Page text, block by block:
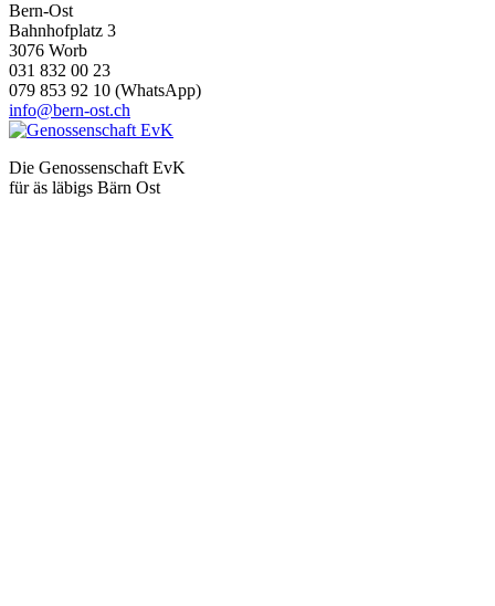
Bern-Ost
Bahnhofplatz 3
3076 Worb
031 832 00 23
079 853 92 10 (WhatsApp)
info@bern-ost.ch
Die Genossenschaft EvK
für äs läbigs Bärn Ost